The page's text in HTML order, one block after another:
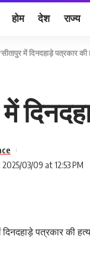
होम देश राज्य
में दिनदहाड़े पत्रकार की
03/09 at 12:53 PM
पत्रकार की